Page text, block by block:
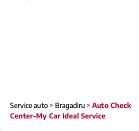
Service auto> Bragadiru >Auto Check
Center-My Car Ideal Service